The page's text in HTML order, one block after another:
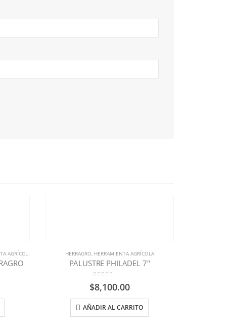
AGRÍCOLA MATERIALES PARA CONSTRUCCION
HERRAGRO HERRAMIENTA AGRÍCOLA
PALUSTRE PHILADEL 7″
$8,100.00
AÑADIR AL CARRITO